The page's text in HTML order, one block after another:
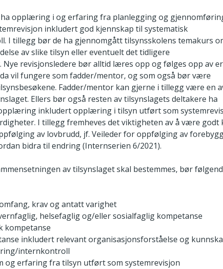
ha opplæring i og erfaring fra planlegging og
inkludert god kjennskap til systematisk
I tillegg bør de ha gjennomgått tilsynsskolens temakurs
av slike tilsyn eller eventuelt det tidligere
Nye revisjonsledere bør alltid læres opp og følges opp av
vil fungere som fadder/mentor, og som også bør være
Fadder/mentor kan gjerne i tillegg være en
Ellers bør også resten av tilsynslagets deltakere ha
inkludert opplæring i tilsyn utført som
I tillegg fremheves det viktigheten av å være godt
av lovbrudd, jf. Veileder for oppfølging av
bidra til endring (Internserien 6/2021).
av tilsynslaget skal bestemmes, bør
krav og antatt varighet
helsefaglig og/eller sosialfaglig kompetanse
kompetanse
inkludert relevant organisasjonsforståelse og
internkontroll
og erfaring fra tilsyn utført som systemrevisjon